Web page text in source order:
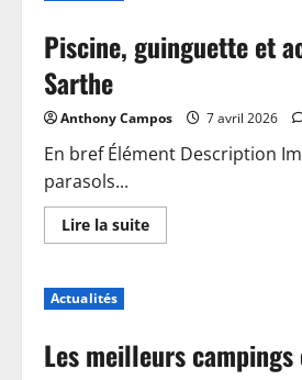
Piscine, guinguette et
Sarthe
Anthony Campos 7 avril 2026
En bref Élément Description
parasols...
Lire la suiteEn
savoir
:
plongez
Actualités
Les meilleurs